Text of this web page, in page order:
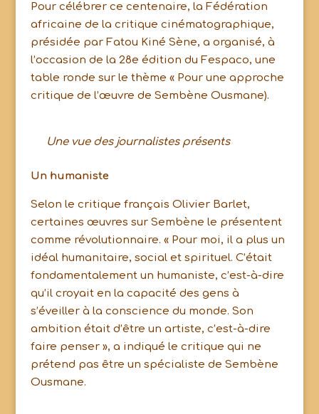
Pour célébrer ce centenaire, la Fédération
africaine de la critique cinématographique,
présidée par Fatou Kiné Sène, a organisé, à
l’occasion de la 28e édition du Fespaco, une
table ronde sur le thème « Pour une approche
critique de l’œuvre de Sembène Ousmane).
Une vue des journalistes présents
Un humaniste
Selon le critique français Olivier Barlet,
certaines œuvres sur Sembène le présentent
comme révolutionnaire. « Pour moi, il a plus un
idéal humanitaire, social et spirituel. C’était
fondamentalement un humaniste, c’est-à-dire
qu’il croyait en la capacité des gens à
s’éveiller à la conscience du monde. Son
ambition était d’être un artiste, c’est-à-dire
faire penser », a indiqué le critique qui ne
prétend pas être un spécialiste de Sembène
Ousmane.